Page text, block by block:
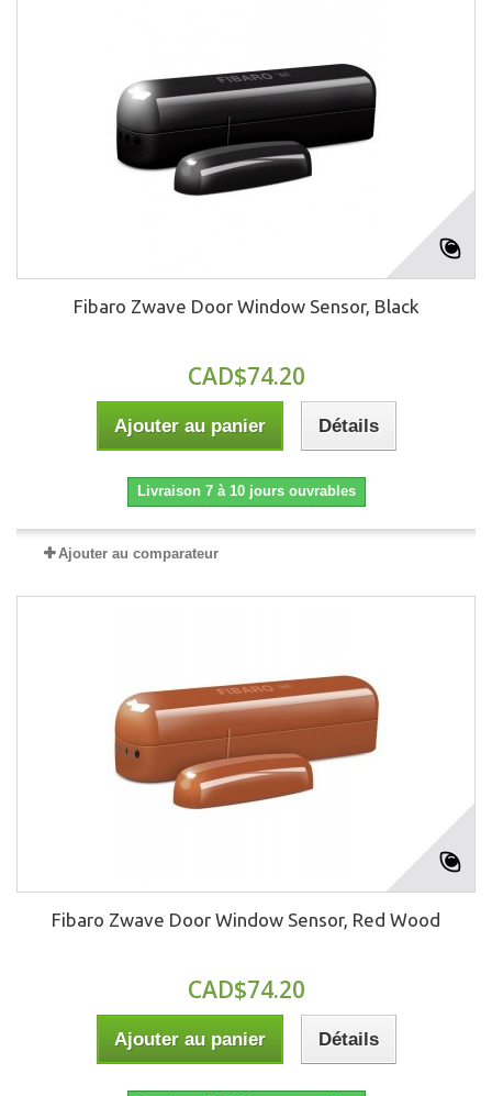
Fibaro Zwave Door Window Sensor, Black
CAD$74.20
Ajouter au panier Détails
Livraison 7 à 10 jours ouvrables
Ajouter au comparateur
Fibaro Zwave Door Window Sensor, Red Wood
CAD$74.20
Ajouter au panier Détails